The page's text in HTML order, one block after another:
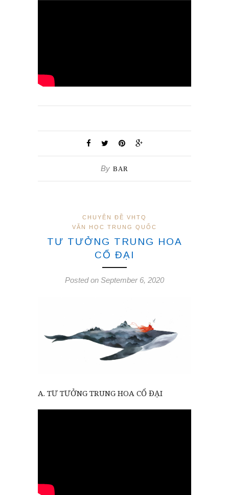
By BAR
CHUYÊN ĐỀ VHTQ
VĂN HỌC TRUNG QUỐC
TƯ TƯỞNG TRUNG HOA
CỔ ĐẠI
Posted on September 6, 2020
A. TƯ TƯỞNG TRUNG HOA CỔ ĐẠI